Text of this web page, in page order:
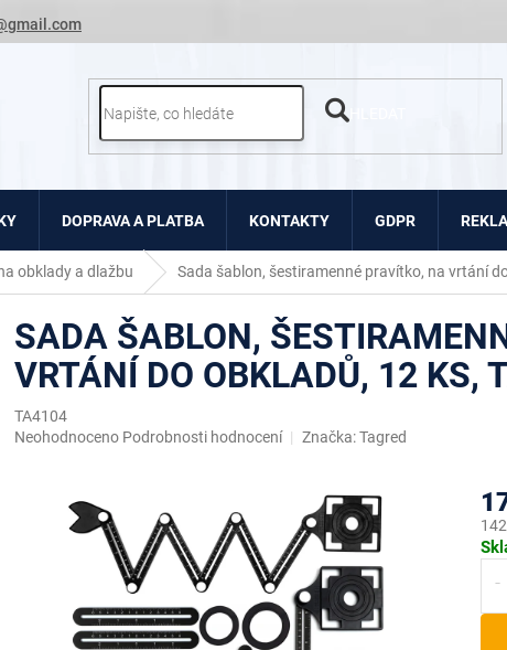
DOPRAVA A PLATBA KONTAKTY GDPR
obklady a dlažbu Sada šablon, šestiramenné pravítko, na vrtání
SADA ŠABLON,
VRTÁNÍ DO OBKLADŮ, 12 KS,
TA4104
Průměrné
Neohodnoceno Podrobnosti hodnocení Značka:Tagred